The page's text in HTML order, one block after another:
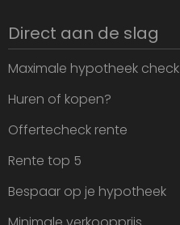
Direct aan de slag
Maximale hypotheek check
Huren of kopen?
Offertecheck rente
Rente top 5
Bespaar op je hypotheek